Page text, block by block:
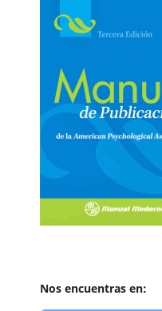
Nos encuentras en: